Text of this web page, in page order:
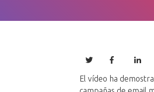
El vídeo ha